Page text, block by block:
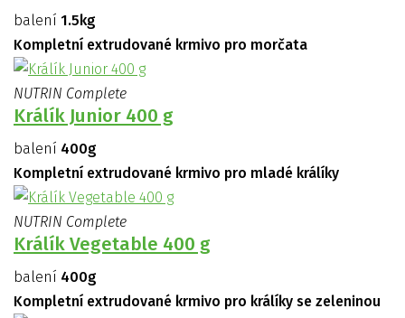
balení 1.5kg
Kompletní extrudované krmivo pro morčata
NUTRIN Complete
Králík Junior 400 g
balení 400g
Kompletní extrudované krmivo pro mladé králíky
NUTRIN Complete
Králík Vegetable 400 g
balení 400g
Kompletní extrudované krmivo pro králíky se zeleninou